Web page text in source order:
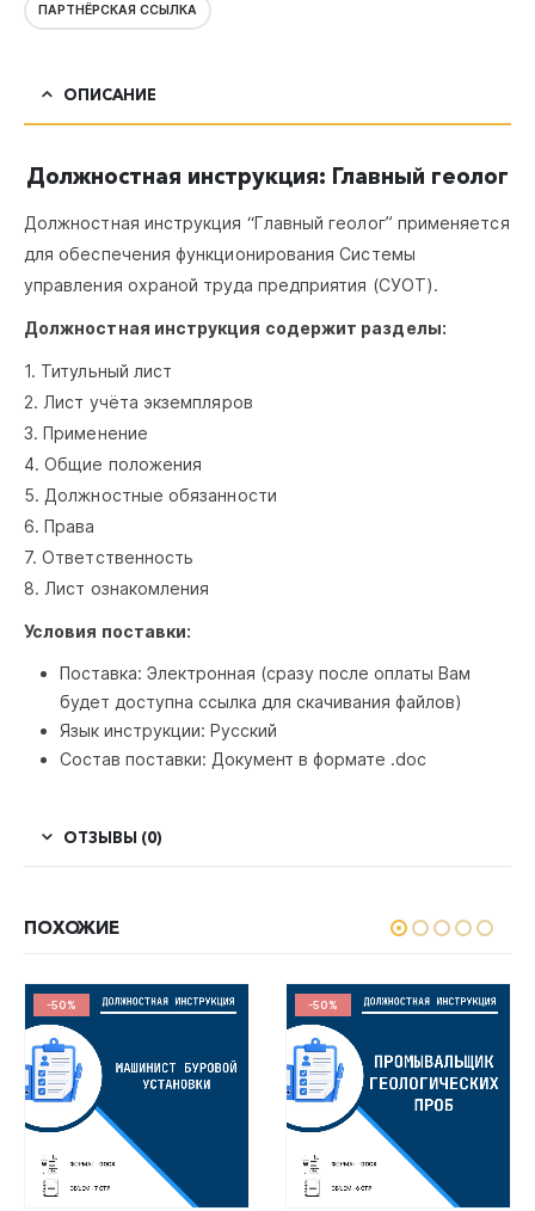
ПАРТНЁРСКАЯ ССЫЛКА
ОПИСАНИЕ
Должностная инструкция: Главный геолог
Должностная инструкция “Главный геолог” применяется
для обеспечения функционирования Системы
управления охраной труда предприятия (СУОТ).
Должностная инструкция содержит разделы:
1. Титульный лист
2. Лист учёта экземпляров
3. Применение
4. Общие положения
5. Должностные обязанности
6. Права
7. Ответственность
8. Лист ознакомления
Условия поставки:
Поставка: Электронная (сразу после оплаты Вам
будет доступна ссылка для скачивания файлов)
Язык инструкции: Русский
Состав поставки: Документ в формате .doc
ОТЗЫВЫ (0)
ПОХОЖИЕ
-50% -50%